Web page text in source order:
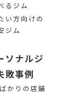
るジム
い方向けの
ジム
ソナルジ
敗事例
かりの店舗